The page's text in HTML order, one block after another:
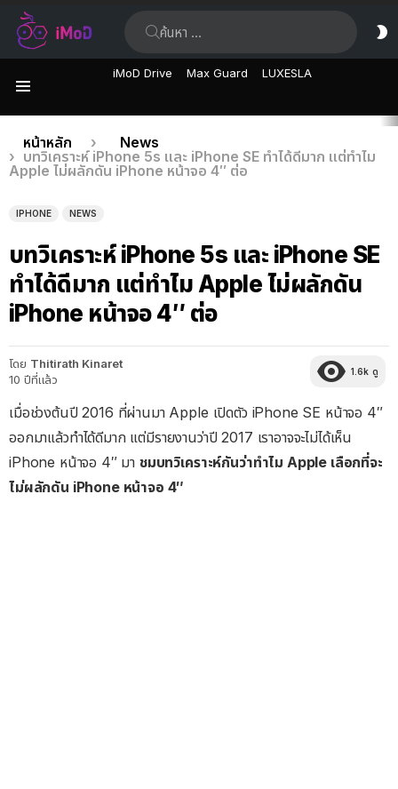
iMoD Drive Max Guard LUXESLA
เรื่อง
ล่าสุด
คุณอยู่ที่นี่:
หน้าหลัก
News
บทวิเคราะห์ iPhone 5s และ iPhone SE ทำได้ดีมาก แต่ทำไม
Apple ไม่ผลักดัน iPhone หน้าจอ 4″ ต่อ
IPHONE NEWS
บทวิเคราะห์ iPhone 5s และ iPhone SE
ทำได้ดีมาก แต่ทำไม Apple ไม่ผลักดัน
iPhone หน้าจอ 4″ ต่อ
โดย Thitirath Kinaret
10 ปีที่แล้ว
1.6k ดู
เมื่อช่วงต้นปี 2016 ที่ผ่านมา Apple เปิดตัว iPhone SE หน้าจอ 4″
ออกมาแล้วทำได้ดีมาก แต่มีรายงานว่าปี 2017 เราอาจจะไม่ได้เห็น
iPhone หน้าจอ 4″ มา ชมบทวิเคราะห์กันว่าทำไม Apple เลือกที่จะ
ไม่ผลักดัน iPhone หน้าจอ 4″